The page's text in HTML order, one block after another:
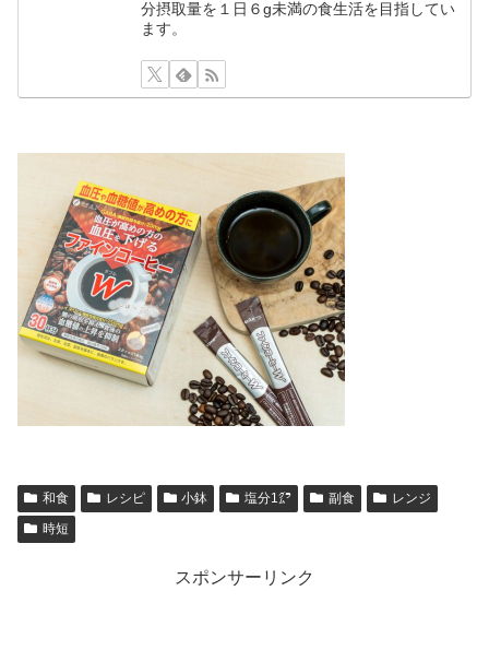
分摂取量を１日６g未満の食生活を目指してい
ます。
和食 レシピ 小鉢 塩分1㌘ 副食
レンジ
時短
スポンサーリンク